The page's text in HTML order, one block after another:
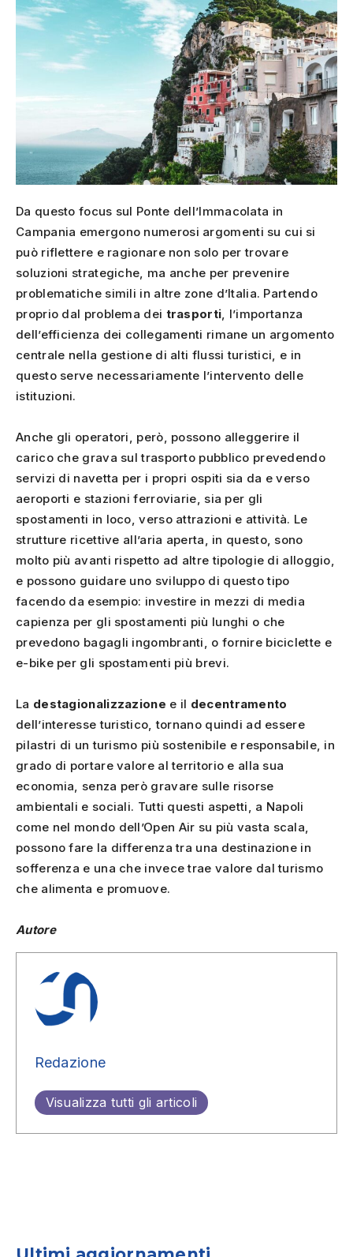
Da questo focus sul Ponte dell’Immacolata in
Campania emergono numerosi argomenti su cui si
può riflettere e ragionare non solo per trovare
soluzioni strategiche, ma anche per prevenire
problematiche simili in altre zone d’Italia. Partendo
proprio dal problema dei trasporti, l’importanza
dell’efficienza dei collegamenti rimane un argomento
centrale nella gestione di alti flussi turistici, e in
questo serve necessariamente l’intervento delle
istituzioni.
Anche gli operatori, però, possono alleggerire il
carico che grava sul trasporto pubblico prevedendo
servizi di navetta per i propri ospiti sia da e verso
aeroporti e stazioni ferroviarie, sia per gli
spostamenti in loco, verso attrazioni e attività. Le
strutture ricettive all’aria aperta, in questo, sono
molto più avanti rispetto ad altre tipologie di alloggio,
e possono guidare uno sviluppo di questo tipo
facendo da esempio: investire in mezzi di media
capienza per gli spostamenti più lunghi o che
prevedono bagagli ingombranti, o fornire biciclette e
e-bike per gli spostamenti più brevi.
La destagionalizzazione e il decentramento
dell’interesse turistico, tornano quindi ad essere
pilastri di un turismo più sostenibile e responsabile, in
grado di portare valore al territorio e alla sua
economia, senza però gravare sulle risorse
ambientali e sociali. Tutti questi aspetti, a Napoli
come nel mondo dell’Open Air su più vasta scala,
possono fare la differenza tra una destinazione in
sofferenza e una che invece trae valore dal turismo
che alimenta e promuove.
Autore
Redazione
Visualizza tutti gli articoli